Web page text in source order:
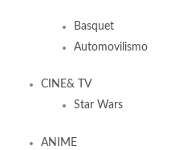
Basquet
Automovilismo
CINE& TV
Star Wars
ANIME